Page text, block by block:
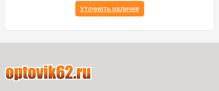
Уточнить наличие